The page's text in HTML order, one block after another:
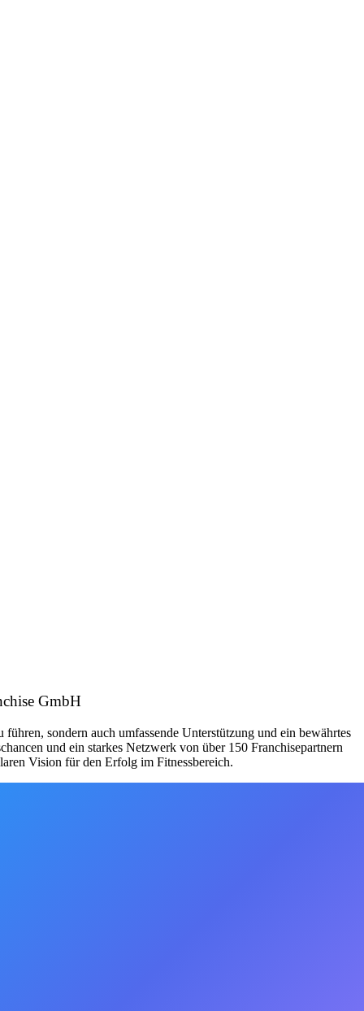
GmbH
sondern auch umfassende Unterstützung und ein bewährtes
und ein starkes Netzwerk von über 150 Franchisepartnern
Vision für den Erfolg im Fitnessbereich.